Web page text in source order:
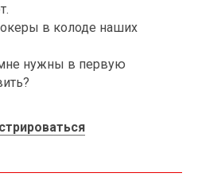
в колоде наших
нужны в первую